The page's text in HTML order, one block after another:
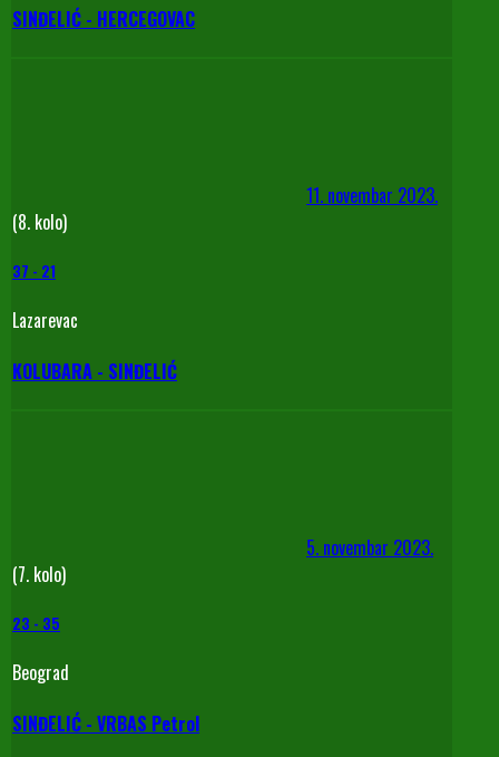
SINĐELIĆ - HERCEGOVAC
11. novembar 2023.
(8. kolo)
37 - 21
Lazarevac
KOLUBARA - SINĐELIĆ
5. novembar 2023.
(7. kolo)
23 - 35
Beograd
SINĐELIĆ - VRBAS Petrol